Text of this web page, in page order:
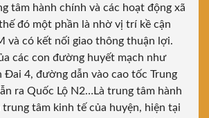
tâm hành chính và các hoạt động xã
đó một phần là nhờ vị trí kề cận
và có kết nối giao thông thuận lợi.
các con đường huyết mạch như
Đai 4, đường dẫn vào cao tốc Trung
ra Quốc Lộ N2…Là trung tâm hành
trung tâm kinh tế của huyện, hiện tại